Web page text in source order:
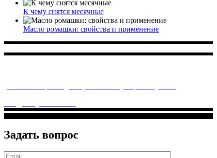
К чему снятся месячные
Масло ромашки: свойства и применение
Задать вопрос